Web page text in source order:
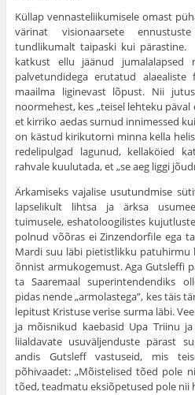
Küllap vennasteliikumisele omast
värinat visionaarsete
tundlikumalt taipaski kui
katkust ellu jäänud jumalalapsed
palvetundidega erutatud
maailma liginevast lõpust. Nii
noormehest, kes „teisel lehteku
et kirriko aedas surnud innimessed
on kästud kirikutorni minna kella
redelipulgad lagunud, kellaköied
rahvale kuulutada, et „se aeg liggi
Ärkamiseks vajalise usutundmise
lapselikult lihtsa ja ärksa
tuimusele, eshatoloogilistes
polnud võõras ei Zinzendorfile ega
Mardi suu läbi pietistlikku
õnnist armukogemust. Aga Gutsleffi
ta Saaremaal superintendendiks
pidas nende „armolastega”, kes täis
lepitust Kristuse verise surma läbi.
ja mõisnikud kaebasid Upa Triinu
liialdavate usuväljenduste pärast
andis Gutsleff vastuseid, mis
põhivaadet: „Mõistelised tõed pole
tõed, teadmatu eksiõpetused pole nii